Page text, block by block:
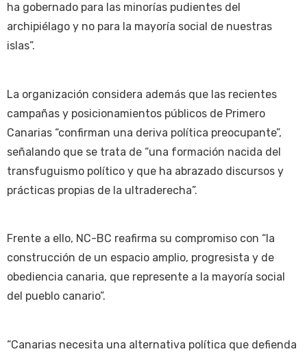
ha gobernado para las minorías pudientes del
archipiélago y no para la mayoría social de nuestras
islas”.
La organización considera además que las recientes
campañas y posicionamientos públicos de Primero
Canarias “confirman una deriva política preocupante”,
señalando que se trata de “una formación nacida del
transfuguismo político y que ha abrazado discursos y
prácticas propias de la ultraderecha”.
Frente a ello, NC-BC reafirma su compromiso con “la
construcción de un espacio amplio, progresista y de
obediencia canaria, que represente a la mayoría social
del pueblo canario”.
“Canarias necesita una alternativa política que defienda